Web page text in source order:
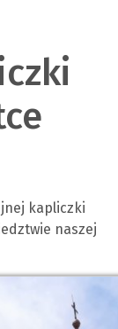
kapliczki
naszej